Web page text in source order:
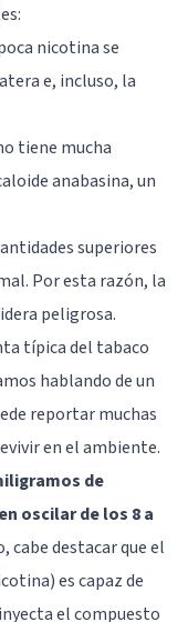
nicotina se
e, incluso, la
tiene mucha
anabasina, un
superiores
Por esta razón, la
peligrosa.
típica del tabaco
hablando de un
reportar muchas
en el ambiente.
de
oscilar de los 8 a
cabe destacar que el
es capaz de
el compuesto